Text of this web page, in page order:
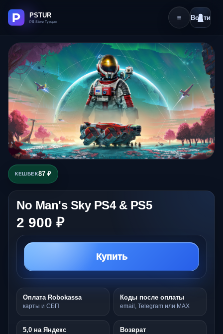
Войти
КЕШБЕК87 ₽
No Man's Sky PS4 & PS5
2 900 ₽
Купить
Оплата Robokassa
карты и СБП
Коды после оплаты
email, Telegram или MAX
5,0 на Яндекс Возврат